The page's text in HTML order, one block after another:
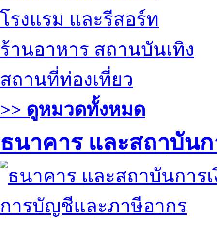
โรงแรม และรีสอร์ท
ร้านอาหาร สถานบันเทิง
สถานที่ท่องเที่ยว
>> ดูหมวดทั้งหมด
ธนาคาร และสถาบันก
การบัญชีและภาษีอากร